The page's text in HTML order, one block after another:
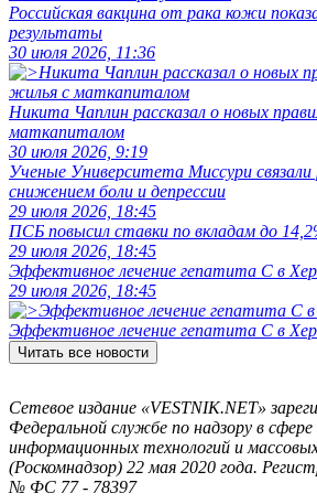
Российская вакцина от рака кожи
результаты
30 июля 2026, 11:36
Никита Чаплин рассказал о новых
маткапиталом
30 июля 2026, 9:19
Ученые Университета Миссури
снижением боли и депрессии
29 июля 2026, 18:45
ПСБ повысил ставки по вкладам до
29 июля 2026, 18:45
Эффективное лечение гепатита C в
29 июля 2026, 18:45
Эффективное лечение гепатита C в
Читать все новости
Сетевое издание «VESTNIK.NET»
Федеральной службе по надзору в сфере
информационных технологий и
(Роскомнадзор) 22 мая 2020 года.
№ ФС 77 - 78397